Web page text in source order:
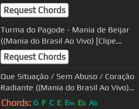
[Clipe Oficial])
Request Chords
Turma do Pagode - Mania de Beijar
((Mania do Brasil Ao Vivo) [Clipe
Oficial])
Request Chords
Que Situação / Sem Abuso / Coração
Radiante ((Mania do Brasil Ao Vivo)
[Clipe Oficial])
Chords: G F C E Em Eb Ab